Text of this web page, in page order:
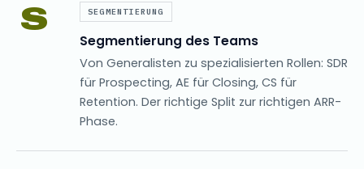
S SEGMENTIERUNG
Segmentierung des Teams
Von Generalisten zu spezialisierten Rollen: SDR
für Prospecting, AE für Closing, CS für
Retention. Der richtige Split zur richtigen ARR-
Phase.